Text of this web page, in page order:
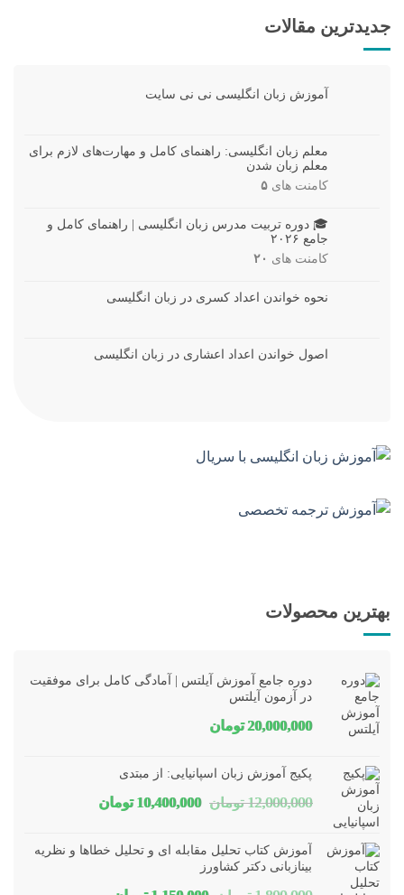
جدیدترین مقالات
آموزش زبان انگلیسی نی نی سایت
معلم زبان انگلیسی: راهنمای کامل و مهارت‌های لازم برای
معلم زبان شدن
کامنت های ۵
🎓 دوره تربیت مدرس زبان انگلیسی | راهنمای کامل و
جامع ۲۰۲۶
کامنت های ۲۰
نحوه خواندن اعداد کسری در زبان انگلیسی
اصول خواندن اعداد اعشاری در زبان انگلیسی
بهترین محصولات
دوره جامع آموزش آیلتس | آمادگی کامل برای موفقیت
در آزمون آیلتس
20,000,000 تومان
پکیج آموزش زبان اسپانیایی: از مبتدی
12,000,000 تومان قیمت
10,400,000 تومانقیمت
آموزش کتاب تحلیل مقابله ای و تحلیل خطاها و نظریه
بینازبانی دکتر کشاورز